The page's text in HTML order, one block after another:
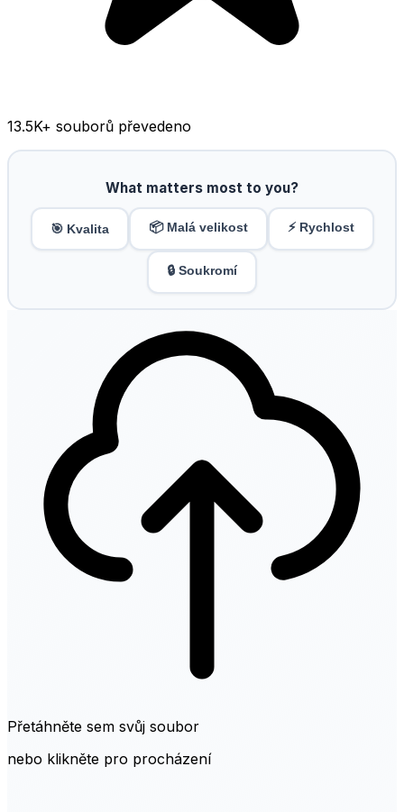
13.5K+ souborů převedeno
What matters most to you?
🎯 Kvalita 📦 Malá velikost ⚡ Rychlost
🔒 Soukromí
Přetáhněte sem svůj soubor
nebo klikněte pro procházení